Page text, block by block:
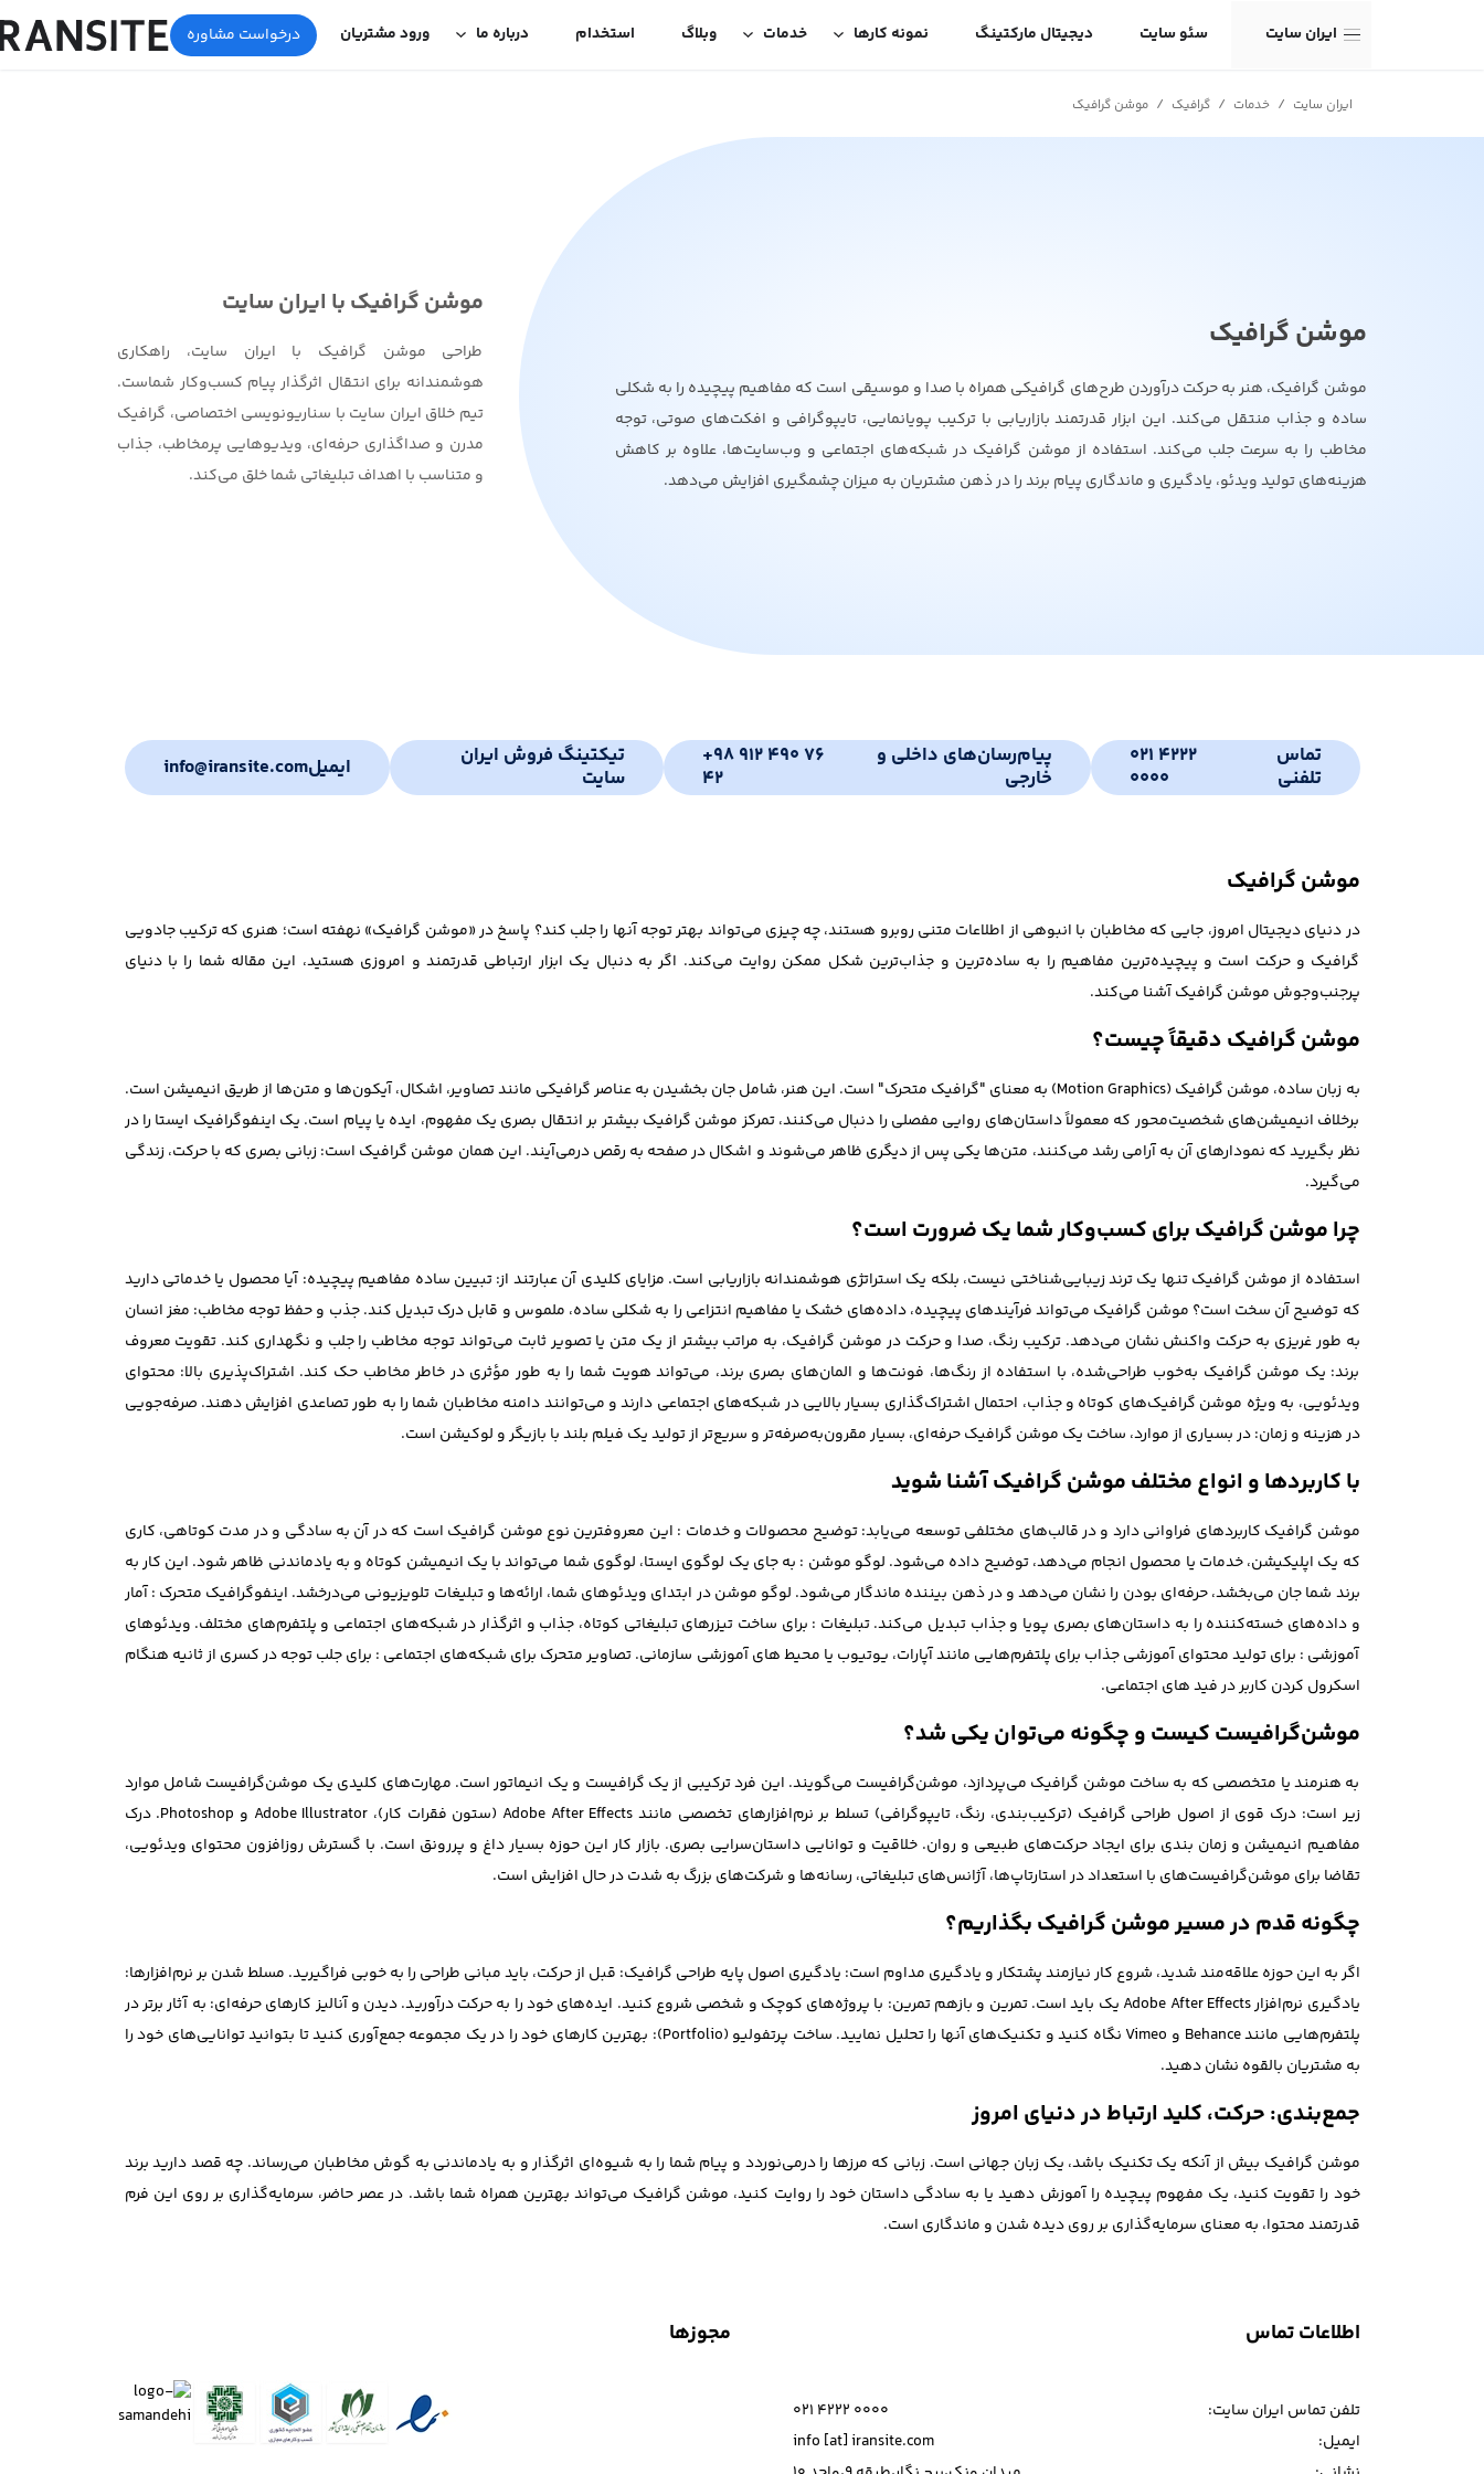
ایران سایت سئو سایت دیجیتال مارکتینگ نمونه کارها خدمات وبلاگ استخدام درباره ما ورود مشتریان درخواست مشاوره
ایران سایت / خدمات / گرافیک / موشن گرافیک
موشن گرافیک
موشن گرافیک، هنر به حرکت درآوردن طرح‌های گرافیکی همراه با صدا و موسیقی است که مفاهیم پیچیده را به شکلی
ساده و جذاب منتقل می‌کند. این ابزار قدرتمند بازاریابی با ترکیب پویانمایی، تایپوگرافی و افکت‌های صوتی، توجه
مخاطب را به سرعت جلب می‌کند. استفاده از موشن گرافیک در شبکه‌های اجتماعی و وب‌سایت‌ها، علاوه بر کاهش
هزینه‌های تولید ویدئو، یادگیری و ماندگاری پیام برند را در ذهن مشتریان به میزان چشمگیری افزایش می‌دهد.
موشن گرافیک با ایران سایت
طراحی موشن گرافیک با ایران سایت، راهکاری
هوشمندانه برای انتقال اثرگذار پیام کسب‌وکار شماست.
تیم خلاق ایران سایت با سناریونویسی اختصاصی، گرافیک
مدرن و صداگذاری حرفه‌ای، ویدیوهایی پرمخاطب، جذاب
و متناسب با اهداف تبلیغاتی شما خلق می‌کند.
تماس
تلفنی
021 4222
0000
پیام‌رسان‌های داخلی و
خارجی
+98 912 490 76
42
تیکتینگ فروش ایران
سایت
ایمیلinfo@iransite.com
موشن گرافیک
در دنیای دیجیتال امروز، جایی که مخاطبان با انبوهی از اطلاعات متنی روبرو هستند، چه چیزی می‌تواند بهتر توجه آنها را جلب کند؟ پاسخ در «موشن گرافیک» نهفته است؛ هنری که ترکیب جادویی
گرافیک و حرکت است و پیچیده‌ترین مفاهیم را به ساده‌ترین و جذاب‌ترین شکل ممکن روایت می‌کند. اگر به دنبال یک ابزار ارتباطی قدرتمند و امروزی هستید، این مقاله شما را با دنیای
پرجنب‌وجوش موشن گرافیک آشنا می‌کند.
موشن گرافیک دقیقاً چیست؟
به زبان ساده، موشن گرافیک (Motion Graphics) به معنای "گرافیک متحرک" است. این هنر، شامل جان بخشیدن به عناصر گرافیکی مانند تصاویر، اشکال، آیکون‌ها و متن‌ها از طریق انیمیشن است.
برخلاف انیمیشن‌های شخصیت‌محور که معمولاً داستان‌های روایی مفصلی را دنبال می‌کنند، تمرکز موشن گرافیک بیشتر بر انتقال بصری یک مفهوم، ایده یا پیام است. یک اینفوگرافیک ایستا را در
نظر بگیرید که نمودارهای آن به آرامی رشد می‌کنند، متن‌ها یکی پس از دیگری ظاهر می‌شوند و اشکال در صفحه به رقص درمی‌آیند. این همان موشن گرافیک است: زبانی بصری که با حرکت، زندگی
می‌گیرد.
چرا موشن گرافیک برای کسب‌وکار شما یک ضرورت است؟
استفاده از موشن گرافیک تنها یک ترند زیبایی‌شناختی نیست، بلکه یک استراتژی هوشمندانه بازاریابی است. مزایای کلیدی آن عبارتند از: تبیین ساده مفاهیم پیچیده: آیا محصول یا خدماتی دارید
که توضیح آن سخت است؟ موشن گرافیک می‌تواند فرآیندهای پیچیده، داده‌های خشک یا مفاهیم انتزاعی را به شکلی ساده، ملموس و قابل درک تبدیل کند. جذب و حفظ توجه مخاطب: مغز انسان
به طور غریزی به حرکت واکنش نشان می‌دهد. ترکیب رنگ، صدا و حرکت در موشن گرافیک، به مراتب بیشتر از یک متن یا تصویر ثابت می‌تواند توجه مخاطب را جلب و نگهداری کند. تقویت معروف
برند: یک موشن گرافیک به‌خوب طراحی‌شده، با استفاده از رنگ‌ها، فونت‌ها و المان‌های بصری برند، می‌تواند هویت شما را به طور مؤثری در خاطر مخاطب حک کند. اشتراک‌پذیری بالا: محتوای
ویدئویی، به ویژه موشن گرافیک‌های کوتاه و جذاب، احتمال اشتراک‌گذاری بسیار بالایی در شبکه‌های اجتماعی دارند و می‌توانند دامنه مخاطبان شما را به طور تصاعدی افزایش دهند. صرفه‌جویی
در هزینه و زمان: در بسیاری از موارد، ساخت یک موشن گرافیک حرفه‌ای، بسیار مقرون‌به‌صرفه‌تر و سریع‌تر از تولید یک فیلم بلند با بازیگر و لوکیشن است.
با کاربردها و انواع مختلف موشن گرافیک آشنا شوید
موشن گرافیک کاربردهای فراوانی دارد و در قالب‌های مختلفی توسعه می‌یابد: توضیح محصولات و خدمات : این معروفترین نوع موشن گرافیک است که در آن به سادگی و در مدت کوتاهی، کاری
که یک اپلیکیشن، خدمات یا محصول انجام می‌دهد، توضیح داده می‌شود. لوگو موشن : به جای یک لوگوی ایستا، لوگوی شما می‌تواند با یک انیمیشن کوتاه و به یادماندنی ظاهر شود. این کار به
برند شما جان می‌بخشد، حرفه‌ای بودن را نشان می‌دهد و در ذهن بیننده ماندگار می‌شود. لوگو موشن در ابتدای ویدئوهای شما، ارائه‌ها و تبلیغات تلویزیونی می‌درخشد. اینفوگرافیک متحرک : آمار
و داده‌های خسته‌کننده را به داستان‌های بصری پویا و جذاب تبدیل می‌کند. تبلیغات : برای ساخت تیزرهای تبلیغاتی کوتاه، جذاب و اثرگذار در شبکه‌های اجتماعی و پلتفرم‌های مختلف. ویدئوهای
آموزشی : برای تولید محتوای آموزشی جذاب برای پلتفرم‌هایی مانند آپارات، یوتیوب یا محیط‌ های آموزشی سازمانی. تصاویر متحرک برای شبکه‌های اجتماعی : برای جلب توجه در کسری از ثانیه هنگام
اسکرول کردن کاربر در فید های اجتماعی.
موشن‌گرافیست کیست و چگونه می‌توان یکی شد؟
به هنرمند یا متخصصی که به ساخت موشن گرافیک می‌پردازد، موشن‌گرافیست می‌گویند. این فرد ترکیبی از یک گرافیست و یک انیماتور است. مهارت‌های کلیدی یک موشن‌گرافیست شامل موارد
زیر است: درک قوی از اصول طراحی گرافیک (ترکیب‌بندی، رنگ، تایپوگرافی) تسلط بر نرم‌افزارهای تخصصی مانند Adobe After Effects (ستون فقرات کار)، Adobe Illustrator و Photoshop. درک
مفاهیم انیمیشن و زمان بندی برای ایجاد حرکت‌های طبیعی و روان. خلاقیت و توانایی داستان‌سرایی بصری. بازار کار این حوزه بسیار داغ و پررونق است. با گسترش روزافزون محتوای ویدئویی،
تقاضا برای موشن‌گرافیست‌های با استعداد در استارتاپ‌ها، آژانس‌های تبلیغاتی، رسانه‌ها و شرکت‌های بزرگ به شدت در حال افزایش است.
چگونه قدم در مسیر موشن گرافیک بگذاریم؟
اگر به این حوزه علاقه‌مند شدید، شروع کار نیازمند پشتکار و یادگیری مداوم است: یادگیری اصول پایه طراحی گرافیک: قبل از حرکت، باید مبانی طراحی را به خوبی فراگیرید. مسلط شدن بر نرم‌افزارها:
یادگیری نرم‌افزار Adobe After Effects یک باید است. تمرین و بازهم تمرین: با پروژه‌های کوچک و شخصی شروع کنید. ایده‌های خود را به حرکت درآورید. دیدن و آنالیز کارهای حرفه‌ای: به آثار برتر در
پلتفرم‌هایی مانند Behance و Vimeo نگاه کنید و تکنیک‌های آنها را تحلیل نمایید. ساخت پرتفولیو (Portfolio): بهترین کارهای خود را در یک مجموعه جمع‌آوری کنید تا بتوانید توانایی‌های خود را
به مشتریان بالقوه نشان دهید.
جمع‌بندی: حرکت، کلید ارتباط در دنیای امروز
موشن گرافیک بیش از آنکه یک تکنیک باشد، یک زبان جهانی است. زبانی که مرزها را درمی‌نوردد و پیام شما را به شیوه‌ای اثرگذار و به یادماندنی به گوش مخاطبان می‌رساند. چه قصد دارید برند
خود را تقویت کنید، یک مفهوم پیچیده را آموزش دهید یا به سادگی داستان خود را روایت کنید، موشن گرافیک می‌تواند بهترین همراه شما باشد. در عصر حاضر، سرمایه‌گذاری بر روی این فرم
قدرتمند محتوا، به معنای سرمایه‌گذاری بر روی دیده شدن و ماندگاری است.
اطلاعات تماس
تلفن تماس ایران سایت:
021 4222 0000
ایمیل:
info [at] iransite.com
مجوزها